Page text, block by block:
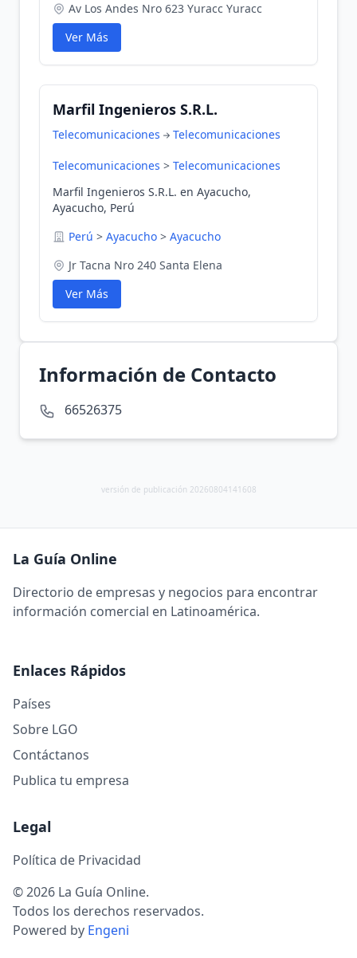
Av Los Andes Nro 623 Yuracc Yuracc
Ver Más
Marfil Ingenieros S.R.L.
Telecomunicaciones Telecomunicaciones
Telecomunicaciones > Telecomunicaciones
Marfil Ingenieros S.R.L. en Ayacucho,
Ayacucho, Perú
Perú > Ayacucho > Ayacucho
Jr Tacna Nro 240 Santa Elena
Ver Más
Información de Contacto
66526375
versión de publicación 20260804141608
La Guía Online
Directorio de empresas y negocios para encontrar
información comercial en Latinoamérica.
Enlaces Rápidos
Países
Sobre LGO
Contáctanos
Publica tu empresa
Legal
Política de Privacidad
© 2026 La Guía Online.
Todos los derechos reservados.
Powered by Engeni